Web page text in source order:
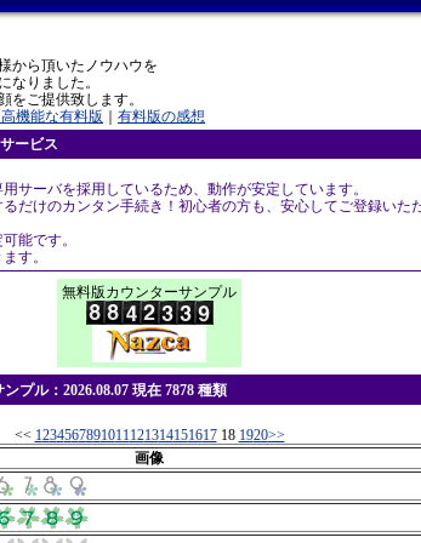
から頂いたノウハウを
なりました。
をご提供致します。
機能な有料版
有料版の感想
ービス
サーバを採用しているため、動作が安定しています。
だけのカンタン手続き！初心者の方も、安心してご登録いた
能です。
す。
無料版カウンターサンプル
プル：2026.08.07 現在 7878 種類
<< 123456789101112131415161718 1920>>
画像